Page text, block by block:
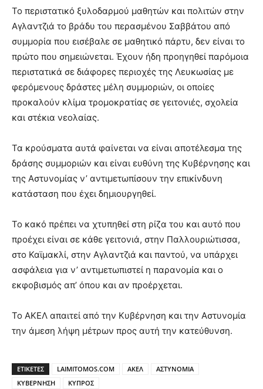
Το περιστατικό ξυλοδαρμού μαθητών και πολιτών στην
Αγλαντζιά το βράδυ του περασμένου Σαββάτου από
συμμορία που εισέβαλε σε μαθητικό πάρτυ, δεν είναι το
πρώτο που σημειώνεται. Έχουν ήδη προηγηθεί παρόμοια
περιστατικά σε διάφορες περιοχές της Λευκωσίας με
φερόμενους δράστες μέλη συμμοριών, οι οποίες
προκαλούν κλίμα τρομοκρατίας σε γειτονιές, σχολεία
και στέκια νεολαίας.
Τα κρούσματα αυτά φαίνεται να είναι αποτέλεσμα της
δράσης συμμοριών και είναι ευθύνη της Κυβέρνησης και
της Αστυνομίας ν’ αντιμετωπίσουν την επικίνδυνη
κατάσταση που έχει δημιουργηθεί.
Το κακό πρέπει να χτυπηθεί στη ρίζα του και αυτό που
προέχει είναι σε κάθε γειτονιά, στην Παλλουριώτισσα,
στο Καϊμακλί, στην Αγλαντζιά και παντού, να υπάρχει
ασφάλεια για ν’ αντιμετωπιστεί η παρανομία και ο
εκφοβισμός απ’ όπου και αν προέρχεται.
Το ΑΚΕΛ απαιτεί από την Κυβέρνηση και την Αστυνομία
την άμεση λήψη μέτρων προς αυτή την κατεύθυνση.
ΕΤΙΚΕΤΕΣ LAIMITOMOS.COM ΑΚΕΛ
ΑΣΤΥΝΟΜΙΑ
ΚΥΒΕΡΝΗΣΗ
ΚΥΠΡΟΣ